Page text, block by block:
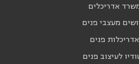
אדריכלים
מעצבי פנים
אדריכלות פנים
לעיצוב פנים